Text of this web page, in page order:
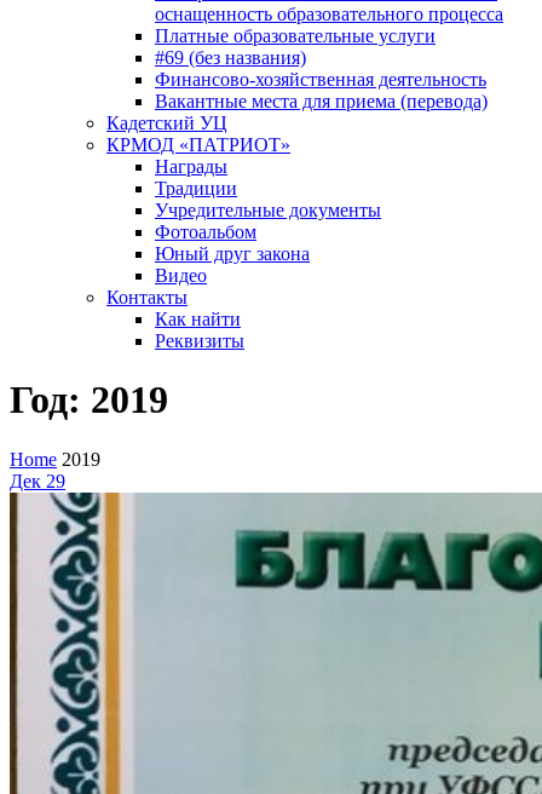
оснащенность образовательного процесса
Платные образовательные услуги
#69 (без названия)
Финансово-хозяйственная деятельность
Вакантные места для приема (перевода)
Кадетский УЦ
КРМОД «ПАТРИОТ»
Награды
Традиции
Учредительные документы
Фотоальбом
Юный друг закона
Видео
Контакты
Как найти
Реквизиты
Год: 2019
Home 2019
Дек 29